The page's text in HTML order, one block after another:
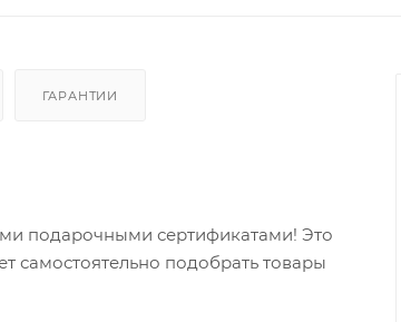
ГАРАНТИИ
подарочными сертификатами! Это
самостоятельно подобрать товары